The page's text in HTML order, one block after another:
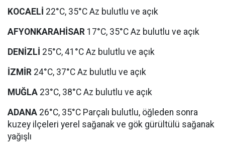
KOCAELİ 22°C, 35°C Az bulutlu ve açık
AFYONKARAHİSAR 17°C, 35°C Az bulutlu ve açık
DENİZLİ 25°C, 41°C Az bulutlu ve açık
İZMİR 24°C, 37°C Az bulutlu ve açık
MUĞLA 23°C, 38°C Az bulutlu ve açık
ADANA 26°C, 35°C Parçalı bulutlu, öğleden sonra
kuzey ilçeleri yerel sağanak ve gök gürültülü sağanak
yağışlı